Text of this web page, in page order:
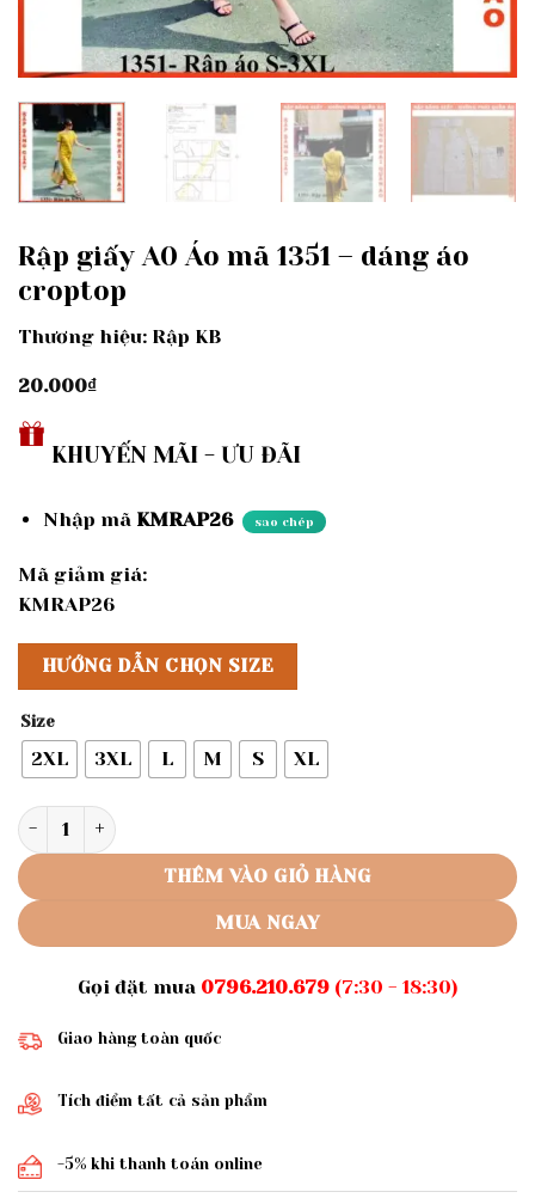
Rập giấy A0 Áo mã 1351 – dáng áo
croptop
Thương hiệu: Rập KB
20.000₫
KHUYẾN MÃI - ƯU ĐÃI
Nhập mã KMRAP26 sao chép
Mã giảm giá:
KMRAP26
HƯỚNG DẪN CHỌN SIZE
Size
2XL 3XL L M S XL
Rập giấy A0 Áo mã 1351 - dáng áo croptop số lượng
THÊM VÀO GIỎ HÀNG
MUA NGAY
Gọi đặt mua 0796.210.679(7:30 - 18:30)
Giao hàng toàn quốc
Tích điểm tất cả sản phẩm
-5% khi thanh toán online